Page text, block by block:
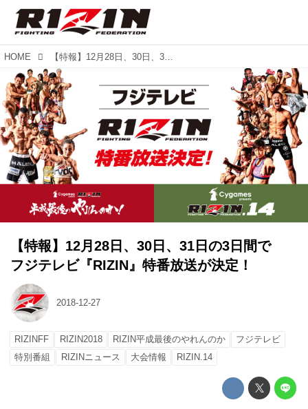
HOME 【特報】12月28日、30日、31日の3日間で フジテレビ『RIZIN』特番放送が決定！
【特報】12月28日、30日、31日の3日間で
フジテレビ『RIZIN』特番放送が決定！
2018-12-27
RIZINFF RIZIN2018 RIZIN平成最後のやれんのか
フジテレビ
特別番組
RIZINニュース 大会情報 RIZIN.14